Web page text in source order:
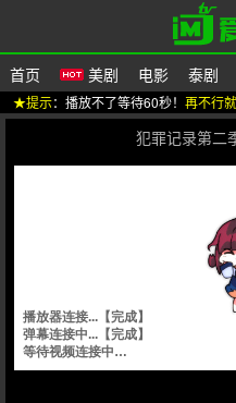
首页 美剧 电影 泰剧
★提示：播放不了等待60秒！ 再不行
犯罪记录第二